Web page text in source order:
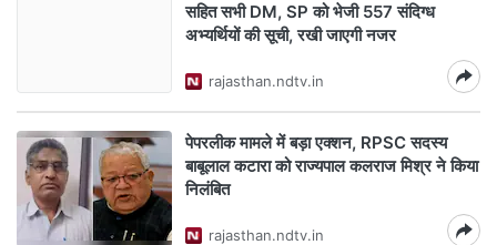
सहित सभी DM, SP को भेजी 557 संदिग्ध
अभ्यर्थियों की सूची, रखी जाएगी नजर
rajasthan.ndtv.in
पेपरलीक मामले में बड़ा एक्शन, RPSC सदस्य
बाबूलाल कटारा को राज्यपाल कलराज मिश्र ने किया
निलंबित
rajasthan.ndtv.in